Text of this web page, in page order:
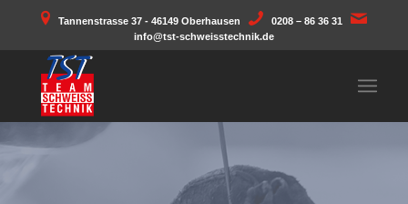
Tannenstrasse 37 - 46149 Oberhausen
0208 – 86 36 31
info@tst-schweisstechnik.de